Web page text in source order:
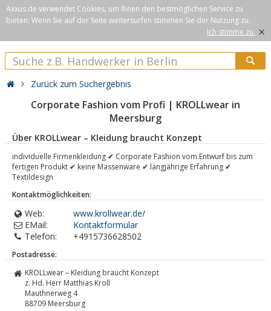
Axxus.de verwendet Cookies, um Ihnen den bestmöglichen Service zu
bieten. Wenn Sie auf der Seite weitersurfen stimmen Sie der Nutzung zu.
Ich stimme zu. ×
Zurück zum Suchergebnis
Corporate Fashion vom Profi | KROLLwear in
Meersburg
Über KROLLwear – Kleidung braucht Konzept
individuelle Firmenkleidung ✔ Corporate Fashion vom Entwurf bis zum
fertigen Produkt ✔ keine Massenware ✔ längjährige Erfahrung ✔
Textildesign
Kontaktmöglichkeiten:
Web:
www.krollwear.de/
EMail:
Kontaktformular
Telefon:
+4915736628502
Postadresse:
KROLLwear – Kleidung braucht Konzept
z. Hd. Herr Matthias Kroll
Mauthnerweg 4
88709 Meersburg